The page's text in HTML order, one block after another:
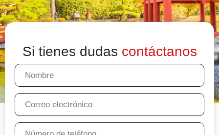
Si tienes dudas contáctanos
Nombre
Correo
electrónico
Número